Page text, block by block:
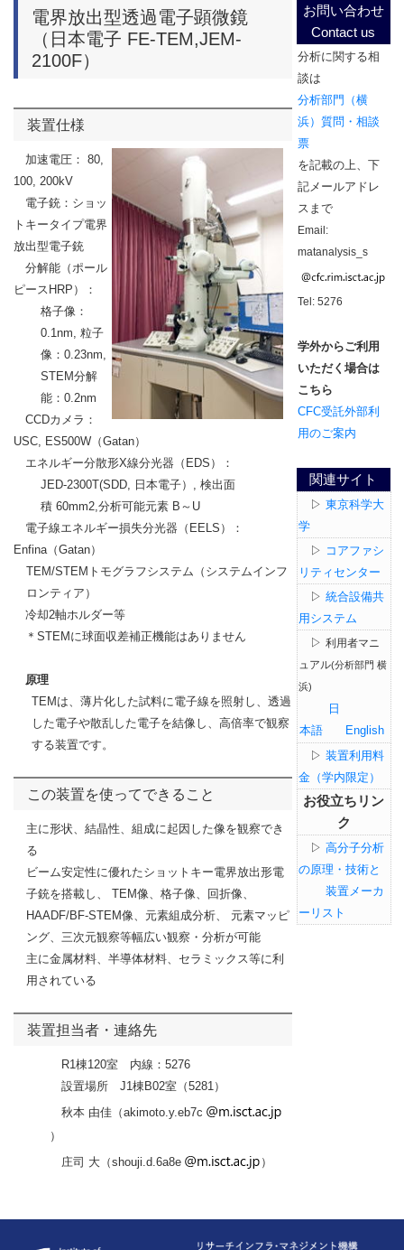
電界放出型透過電子顕微鏡
（日本電子 FE-TEM,JEM-
2100F）
装置仕様
加速電圧： 80,
100, 200kV
電子銃：ショッ
トキータイプ電界
放出型電子銃
分解能（ポール
ピース HRP ）：
格子像：
0.1nm, 粒子
像： 0.23nm,
STEM分解
能： 0.2nm
CCDカメラ：
USC, ES500W （Gatan）
エネルギー分散形X線分光器（ EDS ）：
JED-2300T(SDD, 日本電子） , 検出面
積 60mm2,分析可能元素 B ～ U
電子線エネルギー損失分光器（ EELS ）：
Enfina（Gatan）
TEM/STEM トモグラフシステム（システムインフ
ロンティア）
冷却2軸ホルダー等
＊ STEM に球面収差補正機能はありません
原理
TEM は、薄片化した試料に電子線を照射し、透過
した電子や散乱した電子を結像し、高倍率で観察
する装置です。
この装置を使ってできること
主に形状、結晶性、組成に起因した像を観察でき
る
ビーム安定性に優れたショットキー電界放出形電
子銃を搭載し、
TEM像、格子像、回折像、
HAADF/BF-STEM像、元素組成分析、
元素マッピ
ング、三次元観察等幅広い観察・分析が可能
主に金属材料、半導体材料、セラミックス等に利
用されている
装置担当者・連絡先
R1棟120室 内線：5276
設置場所 J1棟B02室（5281）
秋本 由佳（akimoto.y.eb7c
）
庄司 大（shouji.d.6a8e
）
お問い合わせ
Contact us
分析に関する相
談は
分析部門（横
浜）質問・相談
票
を記載の上、下
記メールアドレ
スまで
Email:
matanalysis_s
Tel: 5276
学外からご利用
いただく場合は
こちら
CFC受託外部利
用のご案内
関連サイト
▷ 東京科学大
学
▷ コアファシ
リティセンター
▷ 統合設備共
用システム
▷ 利用者マニ
ュアル(分析部門 横
浜)
日
本語
English
▷ 装置利用料
金（学内限定）
お役立ちリン
ク
▷ 高分子分析
の原理・技術と
装置メーカ
ーリスト